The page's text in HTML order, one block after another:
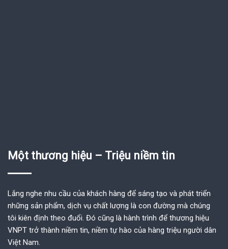
Một thương hiệu – Triệu niềm tin
Lắng nghe nhu cầu của khách hàng để sáng tạo và phát triển
những sản phẩm, dịch vụ chất lượng là con đường mà chúng
tôi kiên định theo đuổi. Đó cũng là hành trình để thương hiệu
VNPT trở thành niềm tin, niềm tự hào của hàng triệu người dân
Việt Nam.